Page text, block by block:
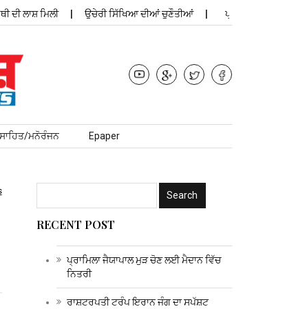
ਮਿਲੀ ਉਚੇਰੀ ਸਿੱਖਿਆ ਦੀਆਂ ਚੁਣੌਤੀਆਂ ਪ੍ਰਾਮਿਲਾ ਜੈਯਾਪਾਲ
ਸਾਹਿਤ/ਮਨੋਰੰਜਨ Epaper
RECENT POST
ਪ੍ਰਾਮਿਲਾ ਜੈਯਾਪਾਲ ਮੁੜ ਚੋਣ ਲਈ ਮੈਦਾਨ ਵਿੱਚ
ਨਿਤਰੀ
ਰਾਸ਼ਟਰਪਤੀ ਟਰੰਪ ਇਰਾਨ ਜੰਗ ਦਾ ਸਪੱਸ਼ਟ